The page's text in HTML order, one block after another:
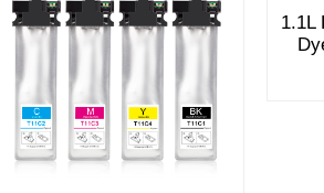
1.1L